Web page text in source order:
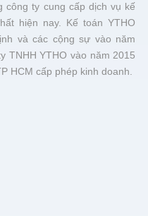
công ty cung cấp dịch vụ kế
hiện nay. Kế toán YTHO
và các cộng sự vào năm
TNHH YTHO vào năm 2015
HCM cấp phép kinh doanh.